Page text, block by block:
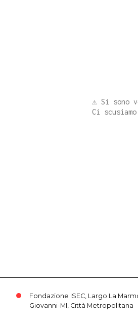
⚠️ Si sono
Ci
Fondazione ISEC, Largo La
Giovanni-MI, Città Metropolitana